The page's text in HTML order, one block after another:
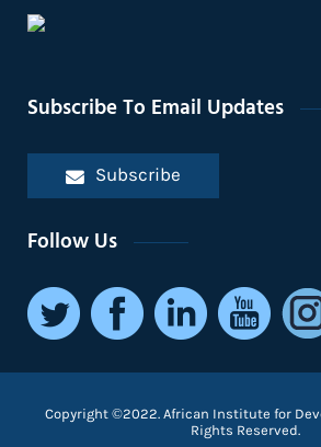
Subscribe To Email Updates
Subscribe
Follow Us
Copyright ©2022. African Institute for
Rights Reserved.